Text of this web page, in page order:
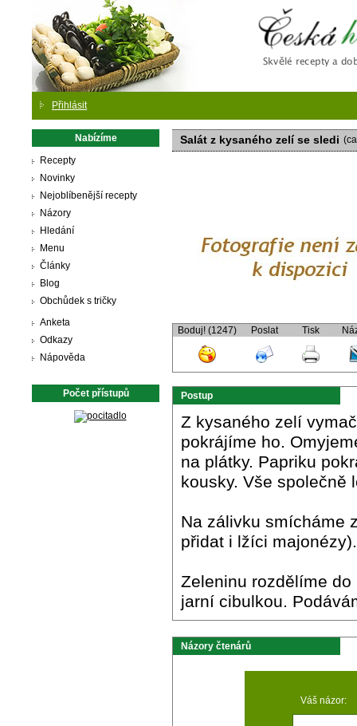
Přihlásit
Nabízíme
Recepty
Novinky
Nejoblíbenější recepty
Názory
Hledání
Menu
Články
Blog
Obchůdek s tričky
Anketa
Odkazy
Nápověda
Počet přístupů
Salát z kysaného zelí se sledi
Boduj! (1247) Poslat Tisk
Postup
Z kysaného zelí
pokrájíme ho.
na plátky. Papriku
kousky. Vše společně
Na zálivku smícháme
přidat i lžíci majonézy).
Zeleninu rozdělíme
jarní cibulkou.
Názory čtenárů
Váš názor: